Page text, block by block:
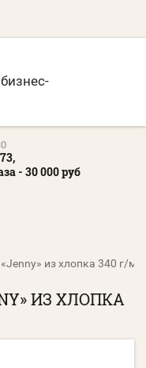
- 30 000 руб
из хлопка 340 г/м2
ИЗ ХЛОПКА